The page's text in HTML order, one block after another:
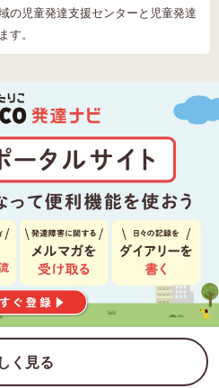
の児童発達支援センターと児童発達
。
く見る